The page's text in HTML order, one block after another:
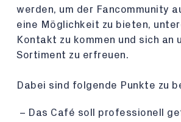
werden, um der Fancommunity
eine Möglichkeit zu bieten,
Kontakt zu kommen und sich an
Sortiment zu erfreuen.
Dabei sind folgende Punkte zu
Das Café soll professionell